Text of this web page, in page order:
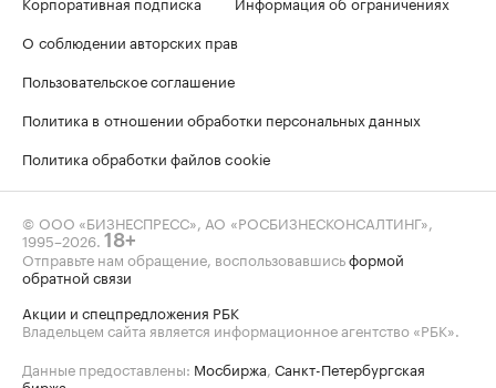
О соблюдении авторских прав
Пользовательское соглашение
Политика в отношении обработки персональных данных
Политика обработки файлов cookie
© ООО «БИЗНЕСПРЕСС», АО «РОСБИЗНЕСКОНСАЛТИНГ»,
1995–2026. 18+
Отправьте нам обращение, воспользовавшисьформой
обратной связи
Акции и спецпредложения РБК
Владельцем сайта является информационное агентство «РБК».
Данные предоставлены: Мосбиржа, Санкт-Петербургская